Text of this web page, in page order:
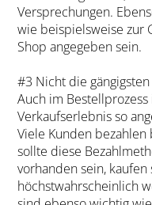
Versprechungen.
wie beispielsweise zur
Shop angegeben sein.
#3 Nicht die
Auch im
Verkaufserlebnis so
Viele Kunden
sollte diese
vorhanden sein,
höchstwahrscheinlich